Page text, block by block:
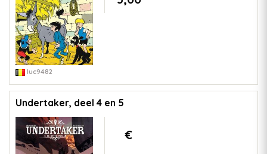
luc9482
Undertaker, deel 4 en 5
€